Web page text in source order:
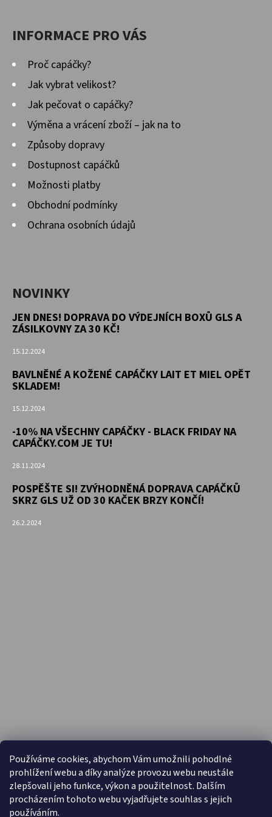
Používáme cookies, abychom Vám umožnili pohodlné
prohlížení webu a díky analýze provozu webu neustále
zlepšovali jeho funkce, výkon a použitelnost. Dalším
procházením tohoto webu vyjadřujete souhlas s jejich
používáním.
INFORMACE PRO VÁS
Proč capáčky?
Jak vybrat velikost?
Jak pečovat o capáčky?
Výměna a vrácení zboží – jak na to
Způsoby dopravy
Dostupnost capáčků
Možnosti platby
Obchodní podmínky
Ochrana osobních údajů
NOVINKY
JEN DNES! DOPRAVA DO VÝDEJNÍCH BOXŮ GLS A
ZÁSILKOVNY ZA 30 KČ!
15.12.2024
BAVLNĚNÉ A KOŽENÉ CAPÁČKY LAIT ET MIEL OPĚT
SKLADEM!
15.12.2024
-10% NA VŠECHNY CAPÁČKY - BLACK FRIDAY NA
CAPÁČKY.COM JE TU!
28.11.2024
POSPĚŠTE SI! ZVÝHODNĚNÁ DOPRAVA CAPÁČKŮ
SKRZ GLS UŽ OD 30 KAČEK BRZY KONČÍ!
26.2.2024
PŘIJÍMÁME ONLINE PLATBY